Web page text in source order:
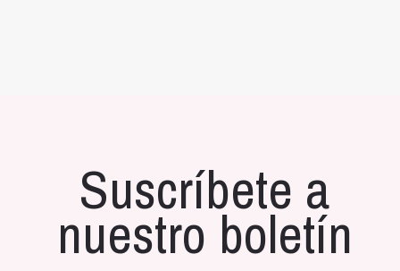
Suscríbete a
nuestro boletín